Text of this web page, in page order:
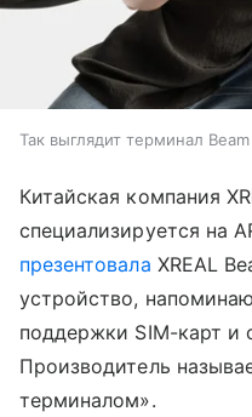
Так выглядит терминал
Китайская компания
специализируется на
презентовала XREAL
устройство,
поддержки SIM-карт и
Производитель
терминалом».